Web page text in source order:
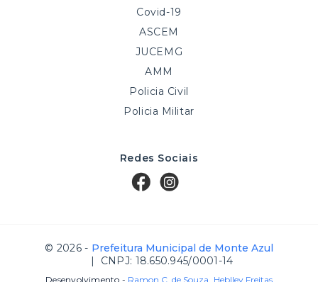
Covid-19
ASCEM
JUCEMG
AMM
Policia Civil
Policia Militar
Redes Sociais
© 2026 - Prefeitura Municipal de Monte Azul
| CNPJ: 18.650.945/0001-14
Desenvolvimento - Ramon C. de Souza Heblley Freitas